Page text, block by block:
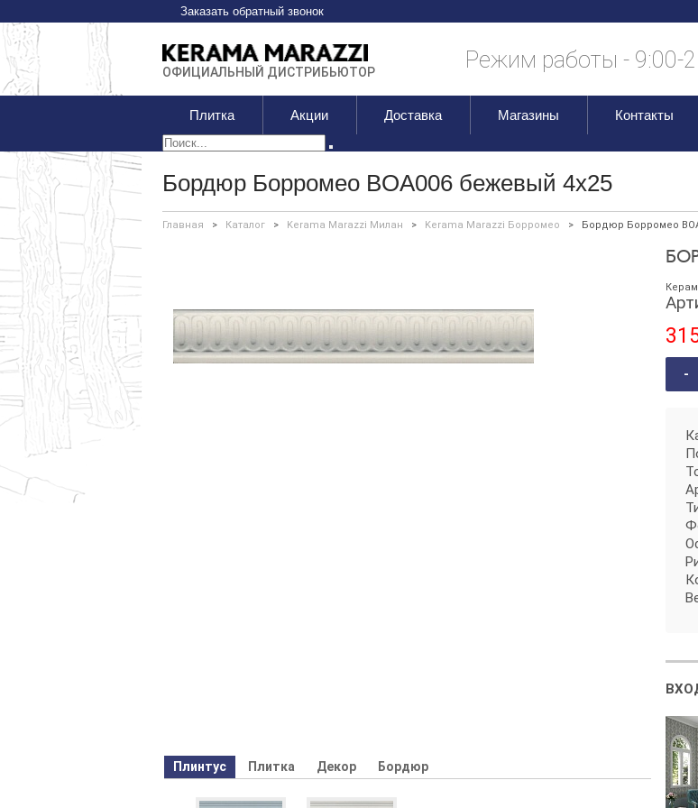
Заказать обратный звонок
ОФИЦИАЛЬНЫЙ ДИСТРИБЬЮТОР Режим работы - 9:00-
Плитка Акции Доставка Магазины Контакты
Бордюр Борромео BOA006 бежевый 4х25
Главная > Каталог > Kerama Marazzi Милан > Kerama Marazzi Борромео > Бордюр Борромео
Плинтус Плитка Декор Бордюр
-